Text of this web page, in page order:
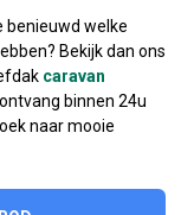
benieuwd welke
Bekijk dan ons
caravan
binnen 24u
naar mooie